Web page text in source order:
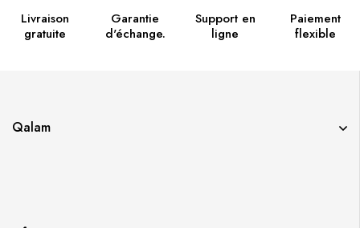
Livraison
gratuite
Garantie
d'échange.
Support en
ligne
Paiement
flexible
Qalam